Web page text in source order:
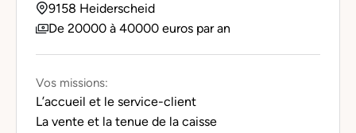
9158 Heiderscheid
De 20000 à 40000 euros par an
Vos missions:
L’accueil et le service-client
La vente et la tenue de la caisse